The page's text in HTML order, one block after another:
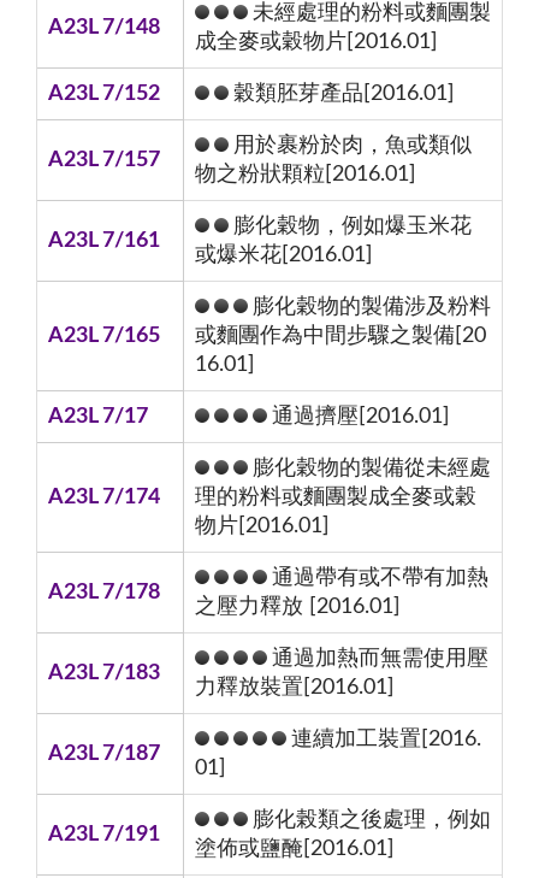
A23L 7/148
未經處理的粉料或麵團製
成全麥或穀物片[2016.01]
A23L 7/152 穀類胚芽產品[2016.01]
A23L 7/157
用於裹粉於肉，魚或類似
物之粉狀顆粒[2016.01]
A23L 7/161
膨化穀物，例如爆玉米花
或爆米花[2016.01]
A23L 7/165
膨化穀物的製備涉及粉料
或麵團作為中間步驟之製備[20
16.01]
A23L 7/17 通過擠壓[2016.01]
A23L 7/174
膨化穀物的製備從未經處
理的粉料或麵團製成全麥或穀
物片[2016.01]
A23L 7/178
通過帶有或不帶有加熱
之壓力釋放 [2016.01]
A23L 7/183
通過加熱而無需使用壓
力釋放裝置[2016.01]
A23L 7/187
連續加工裝置[2016.
01]
A23L 7/191
膨化榖類之後處理，例如
塗佈或鹽醃[2016.01]